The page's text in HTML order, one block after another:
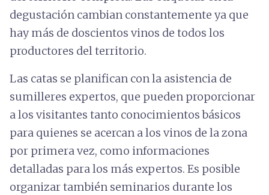
degustación cambian constantemente ya que
hay más de doscientos vinos de todos los
productores del territorio.
Las catas se planifican con la asistencia de
sumilleres expertos, que pueden proporcionar
a los visitantes tanto conocimientos básicos
para quienes se acercan a los vinos de la zona
por primera vez, como informaciones
detalladas para los más expertos. Es posible
organizar también seminarios durante los